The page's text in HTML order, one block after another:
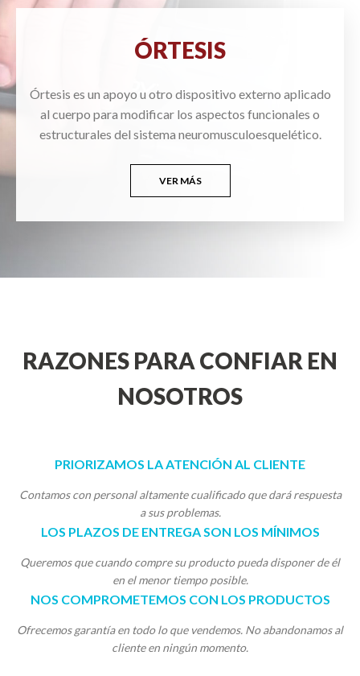
ÓRTESIS
Órtesis es un apoyo u otro dispositivo externo aplicado
al cuerpo para modificar los aspectos funcionales o
estructurales del sistema neuromusculoesquelético.
VER MÁS
RAZONES PARA CONFIAR EN
NOSOTROS
PRIORIZAMOS LA ATENCIÓN AL CLIENTE
Contamos con personal altamente cualificado que dará respuesta
a sus problemas.
LOS PLAZOS DE ENTREGA SON LOS MÍNIMOS
Queremos que cuando compre su producto pueda disponer de él
en el menor tiempo posible.
NOS COMPROMETEMOS CON LOS PRODUCTOS
Ofrecemos garantía en todo lo que vendemos. No abandonamos al
cliente en ningún momento.